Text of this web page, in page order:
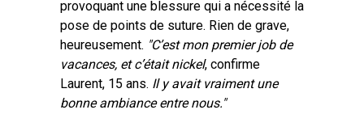
provoquant une blessure qui a nécessité la
pose de points de suture. Rien de grave,
heureusement. "C’est mon premier job de
vacances, et c’était nickel, confirme
Laurent, 15 ans. Il y avait vraiment une
bonne ambiance entre nous."